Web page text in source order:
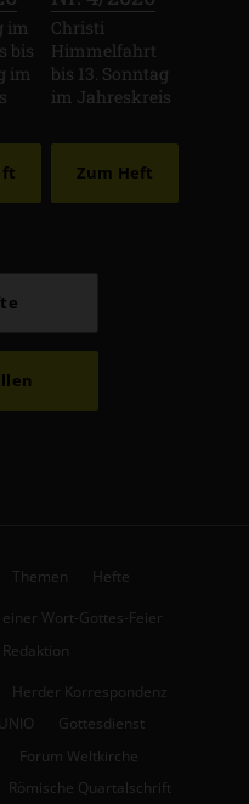
im
bis
im
Christi
Himmelfahrt
bis 13. Sonntag
im Jahreskreis
Zum Heft
Themen Hefte
Wort-Gottes-Feier
Redaktion
Herder Korrespondenz
Gottesdienst
Forum Weltkirche
Römische Quartalschrift